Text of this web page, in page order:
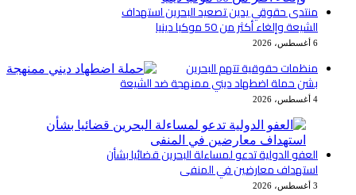
منتدى حقوقي يدين تصعيد البحرين استهداف
الشيعة وإلغاء أكثر من 50 موكبا دينيا
6 أغسطس، 2026
منظمات حقوقية تتهم البحرين
بشن حملة اضطهاد ديني ممنهجة ضد الشيعة
4 أغسطس، 2026
العفو الدولية تدعو لمساءلة البحرين قضائيا بشأن
استهداف معارضين في المنفى
3 أغسطس، 2026